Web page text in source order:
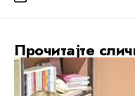
Прочитајте